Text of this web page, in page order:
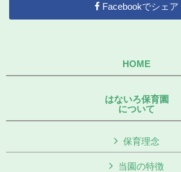
Facebookでシェア
HOME
はないろ保育園
について
保育理念
当園の特徴